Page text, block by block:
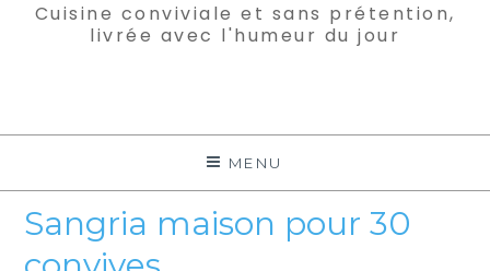
Cuisine conviviale et sans prétention,
livrée avec l'humeur du jour
MENU
Sangria maison pour 30